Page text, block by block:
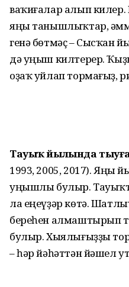
ваҡиғалар алып
яңы танышлыҡтар,
генә бөтмәҫ – Сысҡан
дә уңыш килтерер.
оҙаҡ уйлап тормағыҙ,
Тауыҡ йылында
1993, 2005, 2017). Яңы
уңышлы булыр.
ла еңеүҙәр көтә.
береһен алмаштырып
булыр. Хыялығыҙҙы
– һәр йәһәттән йәшел